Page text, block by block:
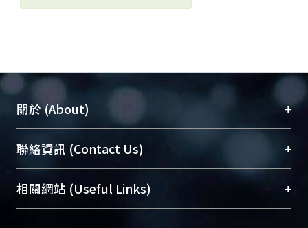
關於 (About) +
臺大位居世界頂尖大學之列，為永久珍藏及向國際
展現本校豐碩的研究成果及學術能量，圖書館整合
機構典藏（NTUR）與學術庫（AH）不同功能平
台，成為臺大學術典藏NTU scholars。期能整合研
聯絡資訊 (Contact Us) +
總館學科館員(Main Library)
醫學圖書館學科館員(Medical Library)
相關網站 (Useful Links) +